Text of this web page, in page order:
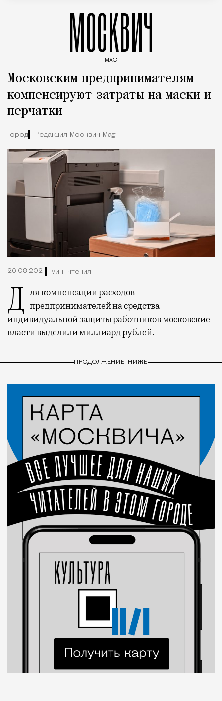
МОСКВИЧ
MAG
Московским предпринимателям
компенсируют затраты на маски и
перчатки
Город Редакция Москвич Mag
26.08.2021 1 мин. чтения
Для компенсации расходов предпринимателей на средства
индивидуальной защиты работников московские
власти выделили миллиард рублей.
ПРОДОЛЖЕНИЕ НИЖЕ